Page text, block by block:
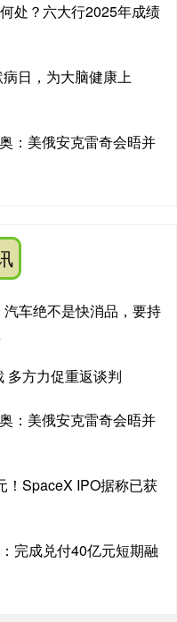
处？六大行2025年成绩
日，为大脑健康上
：美俄安克雷奇会晤并
车绝不是快消品，要持
多方力促重返谈判
：美俄安克雷奇会晤并
！SpaceX IPO据称已获
完成兑付40亿元短期融